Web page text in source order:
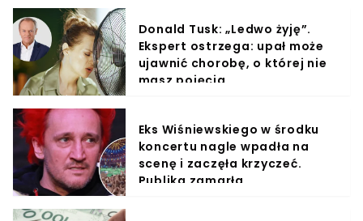
Donald Tusk: „Ledwo żyję”.
Ekspert ostrzega: upał może
ujawnić chorobę, o której nie
masz pojęcia
Eks Wiśniewskiego w środku
koncertu nagle wpadła na
scenę i zaczęła krzyczeć.
Publika zamarła